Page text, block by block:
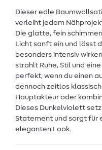
Dieser edle
verleiht jedem
Die glatte, fein
Licht sanft ein und lässt
besonders intensiv
strahlt Ruhe, Stil und
perfekt, wenn du einen
dennoch zeitlos
Hauptakteur oder
Dieses Dunkelviolett
Statement und sorgt für
eleganten Look.